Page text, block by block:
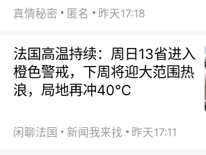
真情秘密 匿名 昨天17:18
法国高温持续：周日13省进入
橙色警戒，下周将迎大范围热
浪，局地再冲40℃
闲聊法国 新闻我来找 昨天17:11